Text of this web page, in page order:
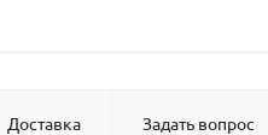
Доставка Задать вопрос